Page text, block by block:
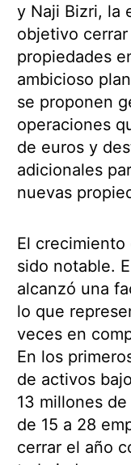
y Naji Bizri, la
objetivo
propiedades
ambicioso
se proponen
operaciones
de euros y
adicionales
nuevas
El
sido notable.
alcanzó una
lo que
veces en
En los
de activos
13 millones
de 15 a 28
cerrar el año